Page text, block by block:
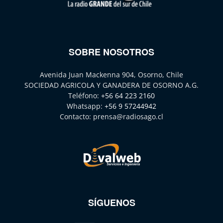
SOBRE NOSOTROS
Avenida Juan Mackenna 904, Osorno, Chile
SOCIEDAD AGRICOLA Y GANADERA DE OSORNO A.G.
Teléfono: +56 64 223 2160
Whatsapp: +56 9 57244942
Contacto: prensa@radiosago.cl
SÍGUENOS